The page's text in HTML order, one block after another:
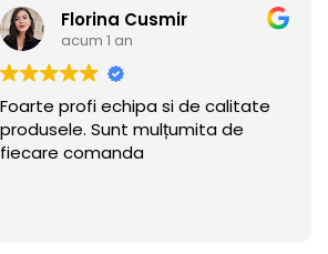
Di Di
acum 1 an
Promptitudine, seriozitate și
implicare -WOW - ei chiar se
asigura ca cerintele sa fie